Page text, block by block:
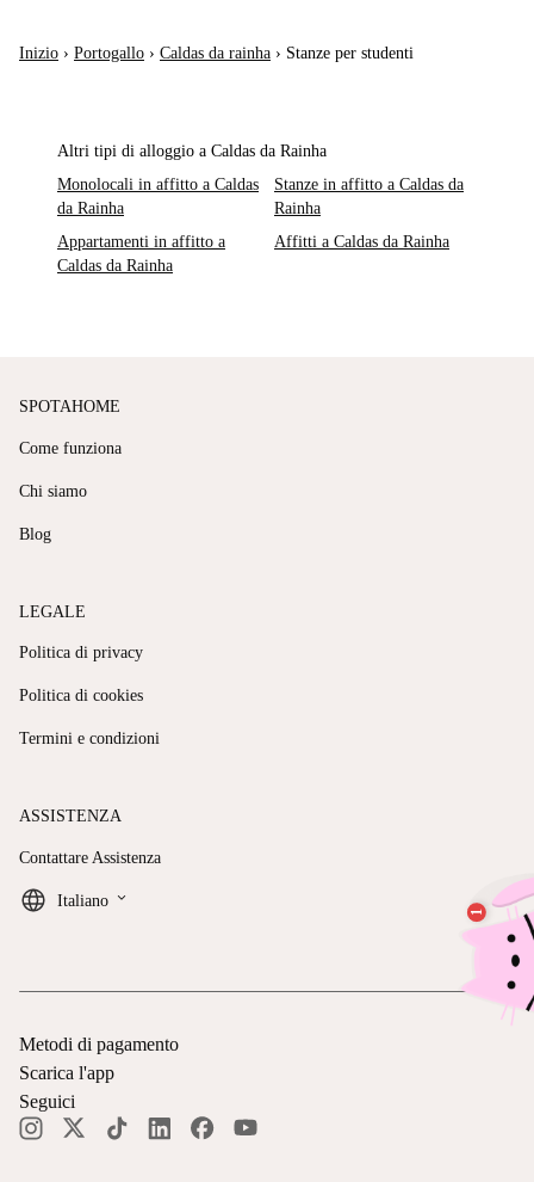
Inizio › Portogallo › Caldas da rainha › Stanze per studenti
Altri tipi di alloggio a Caldas da Rainha
Monolocali in affitto a Caldas
da Rainha
Stanze in affitto a Caldas da
Rainha
Appartamenti in affitto a
Caldas da Rainha
Affitti a Caldas da Rainha
SPOTAHOME
Come funziona
Chi siamo
Blog
LEGALE
Politica di privacy
Politica di cookies
Termini e condizioni
ASSISTENZA
Contattare Assistenza
Italiano keyboard_arrow_down
Metodi di pagamento
Scarica l'app
Seguici